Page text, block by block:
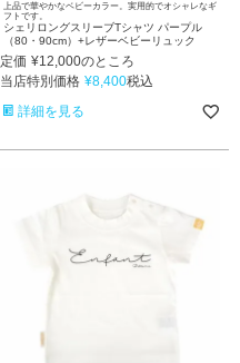
上品で華やかなベビーカラー。実用的でオシャレなギ
フトです。
シェリロングスリーブTシャツ パープル
（80・90cm）+レザーベビーリュック
定価 ¥12,000のところ
当店特別価格 ¥8,400税込
詳細を見る